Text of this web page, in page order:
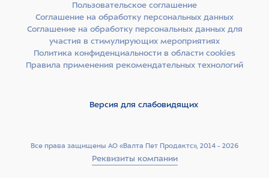
Все права защищены АО «Валта Пет Продактс», 2014 - 2026
Реквизиты компании
Пользовательское соглашение
Соглашение на обработку персональных данных
Соглашение на обработку персональных данных для
участия в стимулирующих мероприятиях
Политика конфиденциальности в области cookies
Правила применения рекомендательных технологий
Версия для слабовидящих